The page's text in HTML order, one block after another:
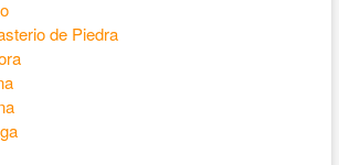
de Piedra